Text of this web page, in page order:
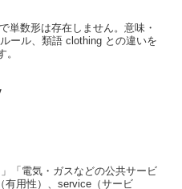
単数形は存在しません。意味・
ール、類語 clothing との違いを
「電気・ガスなどの公共サービ
有用性）、service（サービ